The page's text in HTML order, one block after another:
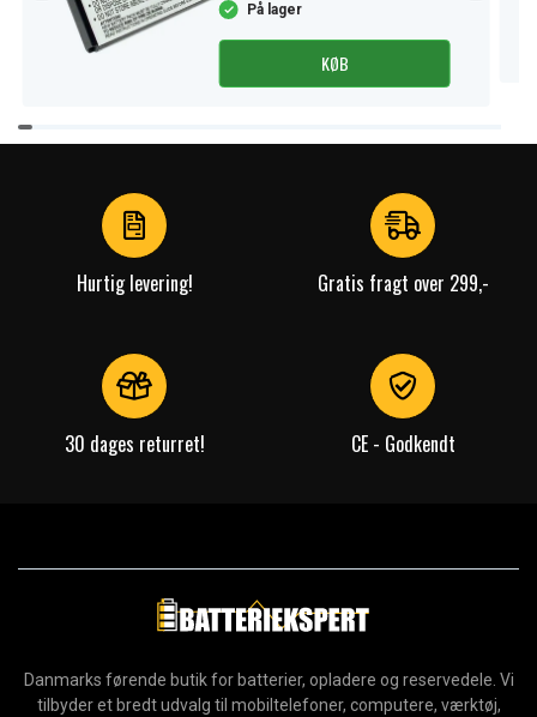
På lager
KØB
Item
1
Hurtig levering! Gratis fragt over 299,-
30 dages returret! CE - Godkendt
Danmarks førende butik for batterier, opladere og reservedele. Vi
tilbyder et bredt udvalg til mobiltelefoner, computere, værktøj,